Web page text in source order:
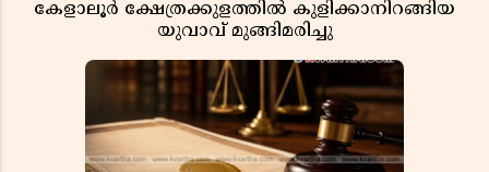
കേളാലൂർ ക്ഷേത്രക്കുളത്തിൽ കുളിക്കാനിറങ്ങിയ
യുവാവ് മുങ്ങിമരിച്ചു